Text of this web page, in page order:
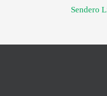
Sendero